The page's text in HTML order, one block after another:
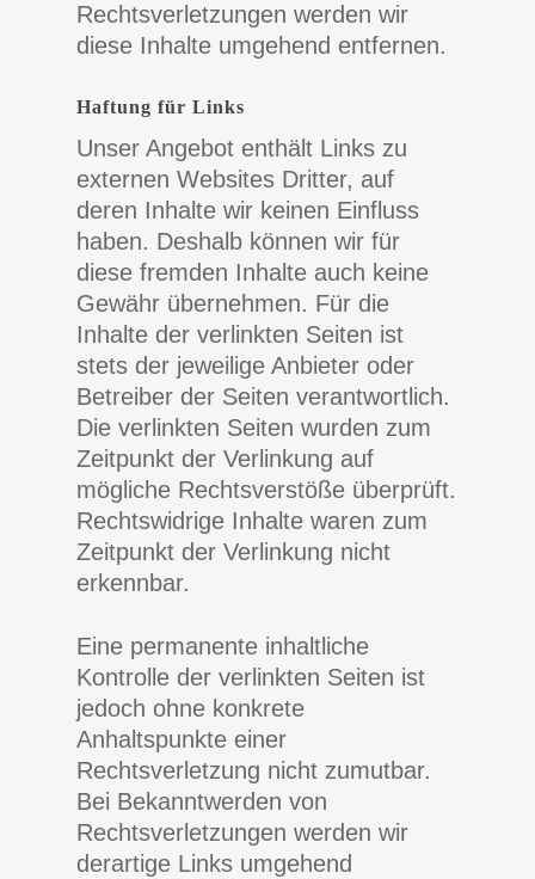
Rechtsverletzungen werden wir
diese Inhalte umgehend entfernen.
Haftung für Links
Unser Angebot enthält Links zu
externen Websites Dritter, auf
deren Inhalte wir keinen Einfluss
haben. Deshalb können wir für
diese fremden Inhalte auch keine
Gewähr übernehmen. Für die
Inhalte der verlinkten Seiten ist
stets der jeweilige Anbieter oder
Betreiber der Seiten verantwortlich.
Die verlinkten Seiten wurden zum
Zeitpunkt der Verlinkung auf
mögliche Rechtsverstöße überprüft.
Rechtswidrige Inhalte waren zum
Zeitpunkt der Verlinkung nicht
erkennbar.
Eine permanente inhaltliche
Kontrolle der verlinkten Seiten ist
jedoch ohne konkrete
Anhaltspunkte einer
Rechtsverletzung nicht zumutbar.
Bei Bekanntwerden von
Rechtsverletzungen werden wir
derartige Links umgehend